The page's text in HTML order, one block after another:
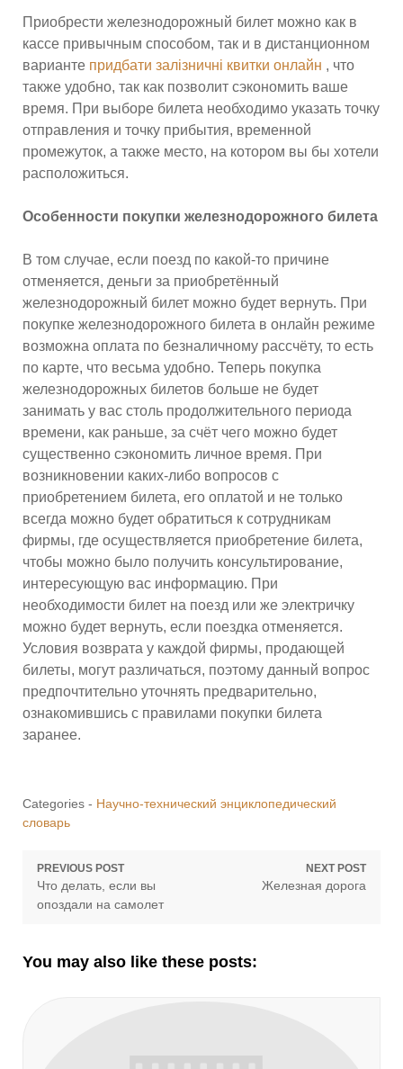
Приобрести железнодорожный билет можно как в
кассе привычным способом, так и в дистанционном
варианте придбати залізничні квитки онлайн , что
также удобно, так как позволит сэкономить ваше
время. При выборе билета необходимо указать точку
отправления и точку прибытия, временной
промежуток, а также место, на котором вы бы хотели
расположиться.
Особенности покупки железнодорожного билета
В том случае, если поезд по какой-то причине
отменяется, деньги за приобретённый
железнодорожный билет можно будет вернуть. При
покупке железнодорожного билета в онлайн режиме
возможна оплата по безналичному рассчёту, то есть
по карте, что весьма удобно. Теперь покупка
железнодорожных билетов больше не будет
занимать у вас столь продолжительного периода
времени, как раньше, за счёт чего можно будет
существенно сэкономить личное время. При
возникновении каких-либо вопросов с
приобретением билета, его оплатой и не только
всегда можно будет обратиться к сотрудникам
фирмы, где осуществляется приобретение билета,
чтобы можно было получить консультирование,
интересующую вас информацию. При
необходимости билет на поезд или же электричку
можно будет вернуть, если поездка отменяется.
Условия возврата у каждой фирмы, продающей
билеты, могут различаться, поэтому данный вопрос
предпочтительно уточнять предварительно,
ознакомившись с правилами покупки билета
заранее.
Categories - Научно-технический энциклопедический
словарь
Навигация
по
PREVIOUS POST
Previous
post:
Что делать, если вы
опоздали на самолет
NEXT POST
Next
Железная дорога
You may also like these posts: